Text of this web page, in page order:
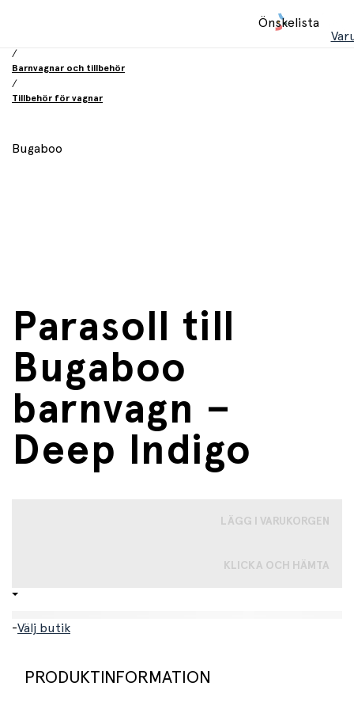
Önskelista
/
Barnvagnar och tillbehör
/
Tillbehör för vagnar
Bugaboo
Parasoll till
Bugaboo
barnvagn –
Deep Indigo
LÄGG I VARUKORGEN
KLICKA OCH HÄMTA
-Välj butik
PRODUKTINFORMATION